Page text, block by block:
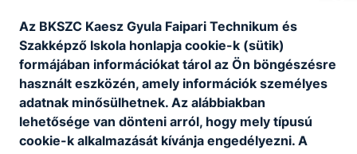
Rákosi Tamás Péter
portás
Technikai
Az BKSZC Kaesz Gyula Faipari Technikum és
Szakképző Iskola honlapja cookie-k (sütik)
formájában információkat tárol az Ön böngészésre
használt eszközén, amely információk személyes
adatnak minősülhetnek. Az alábbiakban
lehetősége van dönteni arról, hogy mely típusú
cookie-k alkalmazását kívánja engedélyezni. A